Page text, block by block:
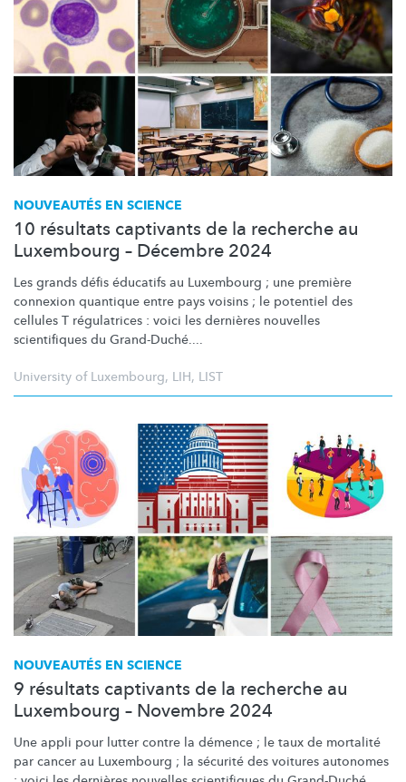
NOUVEAUTÉS EN SCIENCE
10 résultats captivants de la recherche au
Luxembourg – Décembre 2024
Les grands défis éducatifs au Luxembourg ; une première
connexion quantique entre pays voisins ; le potentiel des
cellules T régulatrices : voici les dernières nouvelles
scientifiques du Grand-Duché....
University of Luxembourg, LIH, LIST
NOUVEAUTÉS EN SCIENCE
9 résultats captivants de la recherche au
Luxembourg – Novembre 2024
Une appli pour lutter contre la démence ; le taux de mortalité
par cancer au Luxembourg ; la sécurité des voitures autonomes